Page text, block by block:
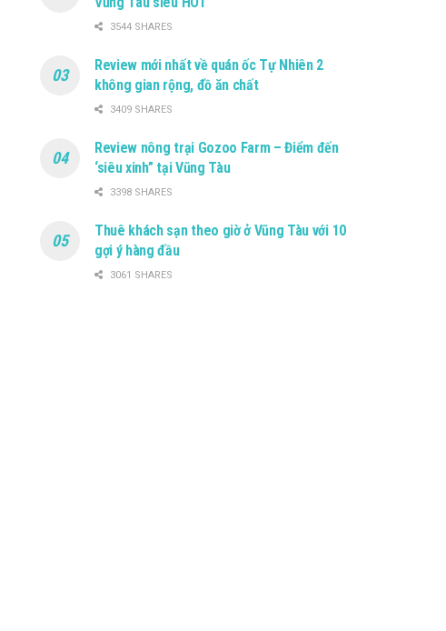
3544 SHARES
Review mới nhất về quán ốc Tự Nhiên 2
không gian rộng, đồ ăn chất
3409 SHARES
Review nông trại Gozoo Farm – Điểm đến
‘siêu xinh” tại Vũng Tàu
3398 SHARES
Thuê khách sạn theo giờ ở Vũng Tàu với 10
gợi ý hàng đầu
3061 SHARES